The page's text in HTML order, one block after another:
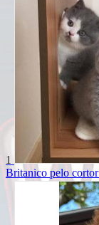
1
Britanico pelo cortor